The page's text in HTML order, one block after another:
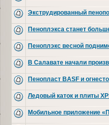
Экструдированный
Пеноплэкса станет
Пеноплэкс весной
В Салавате начали
Пенопласт BASF и
Ледовый каток и плиты
Мобильное приложение